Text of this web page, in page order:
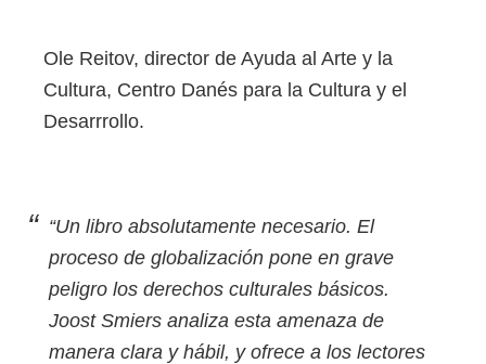
Ole Reitov, director de Ayuda al Arte y la
Cultura, Centro Danés para la Cultura y el
Desarrrollo.
“Un libro absolutamente necesario. El
proceso de globalización pone en grave
peligro los derechos culturales básicos.
Joost Smiers analiza esta amenaza de
manera clara y hábil, y ofrece a los lectores